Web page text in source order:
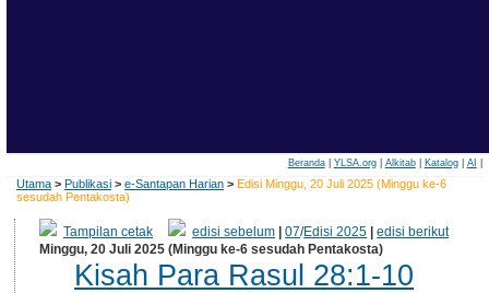
Beranda| YLSA.org| Alkitab| Katalog| AI
Utama > Publikasi > e-Santapan Harian > Edisi Minggu, 20 Juli 2025 (Minggu ke-6
sesudah Pentakosta)
Tampilan cetak edisi sebelum |07/Edisi 2025 |edisi berikut
Minggu, 20 Juli 2025 (Minggu ke-6 sesudah Pentakosta)
Kisah Para Rasul 28:1-10